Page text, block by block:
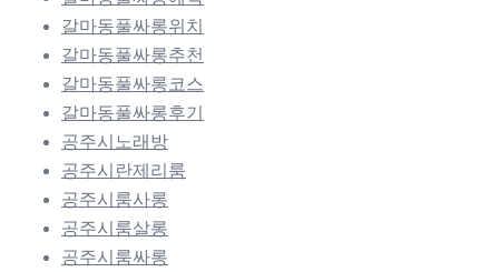
갈마동풀싸롱위치
갈마동풀싸롱추천
갈마동풀싸롱코스
갈마동풀싸롱후기
공주시노래방
공주시란제리룸
공주시룸사롱
공주시룸살롱
공주시룸싸롱